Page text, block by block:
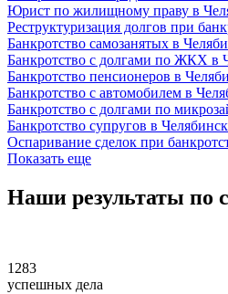
Юрист по жилищному праву в
Реструктуризация долгов при
Банкротство самозанятых в
Банкротство с долгами по ЖКХ в
Банкротство пенсионеров в
Банкротство с автомобилем в
Банкротство с долгами по
Банкротство супругов в
Оспаривание сделок при
Показать еще
Наши результаты по
1283
успешных дела